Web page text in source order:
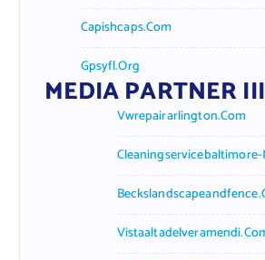
Capishcaps.com
Gpsyfl.org
MEDIA PARTNER III
Vwrepairarlington.com